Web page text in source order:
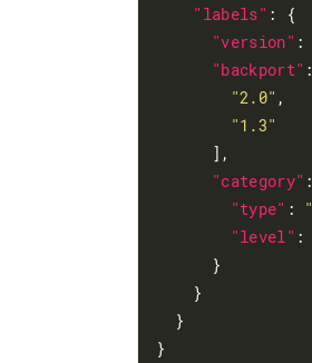
"labels" : {
"version" :
"backport"
"2.0" ,
"1.3"
      ],
"category"
"type" :
"level" :
      }
    }
  }
}